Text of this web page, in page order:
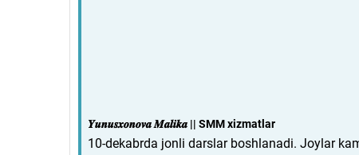
𝒀𝒖𝒏𝒖𝒔𝒙𝒐𝒏𝒐𝒗𝒂 𝑴𝒂𝒍𝒊𝒌𝒂 || SMM xizmatlar
10-dekabrda jonli darslar boshlanadi. Joylar